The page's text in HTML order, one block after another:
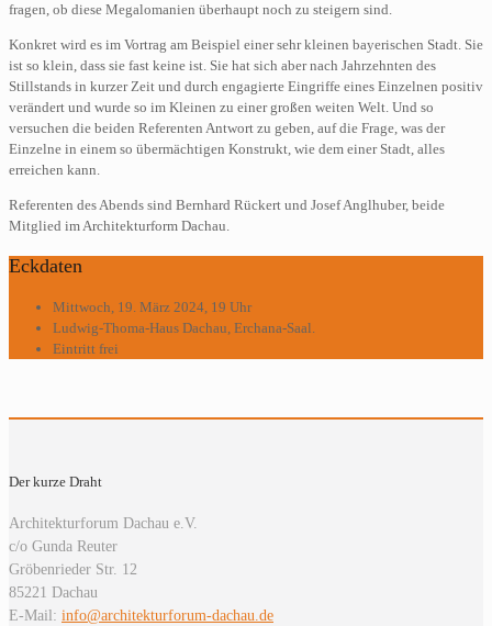
fragen, ob diese Megalomanien überhaupt noch zu steigern sind.
Konkret wird es im Vortrag am Beispiel einer sehr kleinen bayerischen Stadt. Sie
ist so klein, dass sie fast keine ist. Sie hat sich aber nach Jahrzehnten des
Stillstands in kurzer Zeit und durch engagierte Eingriffe eines Einzelnen positiv
verändert und wurde so im Kleinen zu einer großen weiten Welt. Und so
versuchen die beiden Referenten Antwort zu geben, auf die Frage, was der
Einzelne in einem so übermächtigen Konstrukt, wie dem einer Stadt, alles
erreichen kann.
Referenten des Abends sind Bernhard Rückert und Josef Anglhuber, beide
Mitglied im Architekturform Dachau.
Eckdaten
Mittwoch, 19. März 2024, 19 Uhr
Ludwig-Thoma-Haus Dachau, Erchana-Saal.
Eintritt frei
Der kurze Draht
Architekturforum Dachau e.V.
c/o Gunda Reuter
Gröbenrieder Str. 12
85221 Dachau
E-Mail: info@architekturforum-dachau.de